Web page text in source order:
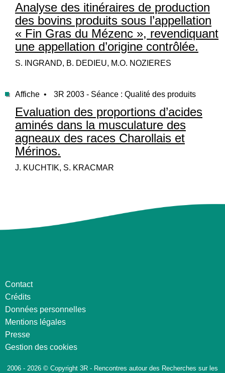
Analyse des itinéraires de production
des bovins produits sous l’appellation
« Fin Gras du Mézenc », revendiquant
une appellation d’origine contrôlée.
S. INGRAND, B. DEDIEU, M.O. NOZIERES
Affiche • 3R 2003 - Séance : Qualité des produits
Evaluation des proportions d’acides
aminés dans la musculature des
agneaux des races Charollais et
Mérinos.
J. KUCHTIK, S. KRACMAR
Contact
Crédits
Données personnelles
Mentions légales
Presse
Gestion des cookies
2006 - 2026 © Copyright 3R - Rencontres autour des Recherches sur les